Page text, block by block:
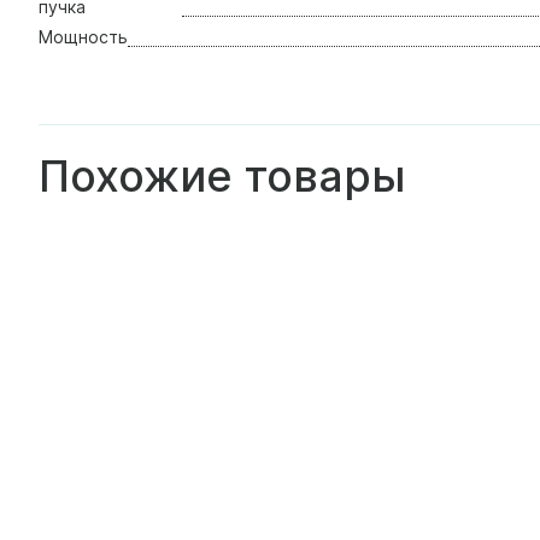
пучка
Мощность
Похожие товары